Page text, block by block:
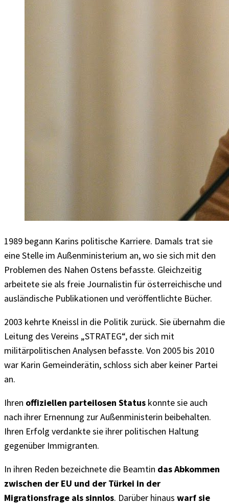
1989 begann Karins politische Karriere. Damals trat sie
eine Stelle im Außenministerium an, wo sie sich mit den
Problemen des Nahen Ostens befasste. Gleichzeitig
arbeitete sie als freie Journalistin für österreichische und
ausländische Publikationen und veröffentlichte Bücher.
2003 kehrte Kneissl in die Politik zurück. Sie übernahm die
Leitung des Vereins „STRATEG“, der sich mit
militärpolitischen Analysen befasste. Von 2005 bis 2010
war Karin Gemeinderätin, schloss sich aber keiner Partei
an.
Ihren offiziellen parteilosen Status konnte sie auch
nach ihrer Ernennung zur Außenministerin beibehalten.
Ihren Erfolg verdankte sie ihrer politischen Haltung
gegenüber Immigranten.
In ihren Reden bezeichnete die Beamtin das Abkommen
zwischen der EU und der Türkei in der
Migrationsfrage als sinnlos. Darüber hinaus warf sie